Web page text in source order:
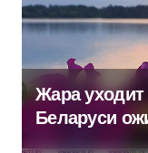
Жара уходит
Беларуси
грозы